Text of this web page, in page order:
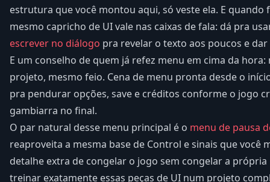
estrutura que você montou aqui, só veste ela. E
mesmo capricho de UI vale nas caixas de fala: dá pra
escrever no diálogo pra revelar o texto aos poucos e
E um conselho de quem já refez menu em cima da
projeto, mesmo feio. Cena de menu pronta desde o
pra pendurar opções, save e créditos conforme o jogo
gambiarra no final.
O par natural desse menu principal é o menu de pausa
reaproveita a mesma base de Control e sinais que você
detalhe extra de congelar o jogo sem congelar a própria
treinar exatamente essas peças de UI num projeto